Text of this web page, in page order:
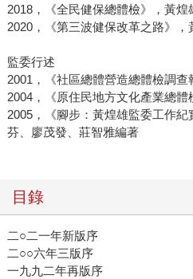
2018，《全民健保總體檢》，黃煌
2020，《第三波健保改革之路》，
監委行述
2001，《社區總體營造總體檢調
2004，《原住民地方文化產業總
2005，《腳步：黃煌雄監委工作
芬、廖茂發、莊智雅編著
目錄
二○二一年新版序
二○○六年三版序
一九九二年再版序